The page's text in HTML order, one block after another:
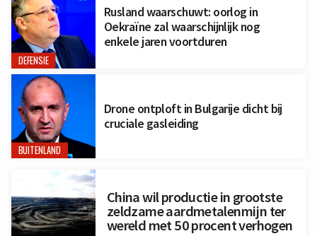
DEFENSIE
Rusland waarschuwt: oorlog in
Oekraïne zal waarschijnlijk nog
enkele jaren voortduren
BUITENLAND
Drone ontploft in Bulgarije dicht bij
cruciale gasleiding
China wil productie in grootste
zeldzame aardmetalenmijn ter
wereld met 50 procent verhogen